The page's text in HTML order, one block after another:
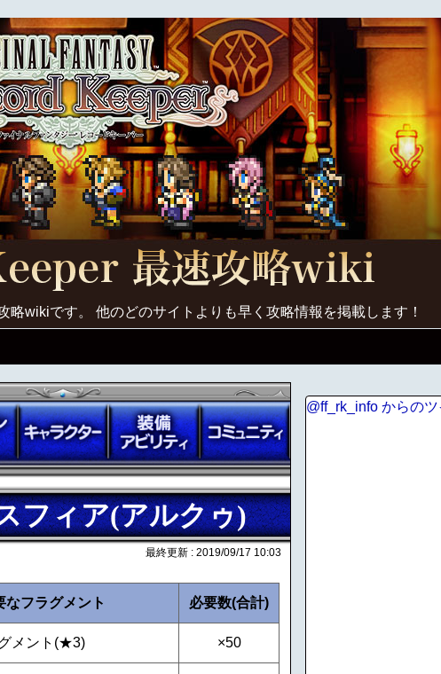
wikiです。 他のどのサイトよりも早く攻略情報を掲載します！
フィア(アルクゥ)
最終更新 : 2019/09/17 10:03
なフラグメント 必要数(合計)
メント(★3) ×50
@ff_rk_info からのツ